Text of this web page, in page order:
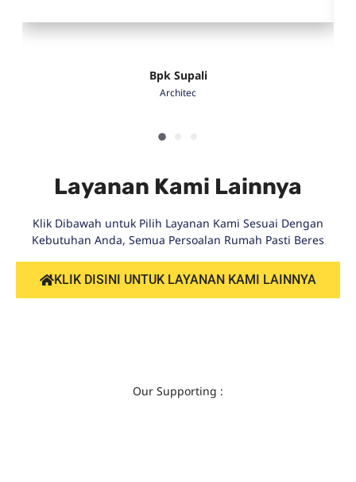
Bpk Supali
Architec
Layanan Kami Lainnya
Klik Dibawah untuk Pilih Layanan Kami Sesuai Dengan
Kebutuhan Anda, Semua Persoalan Rumah Pasti Beres
KLIK DISINI UNTUK LAYANAN KAMI LAINNYA
Our Supporting :